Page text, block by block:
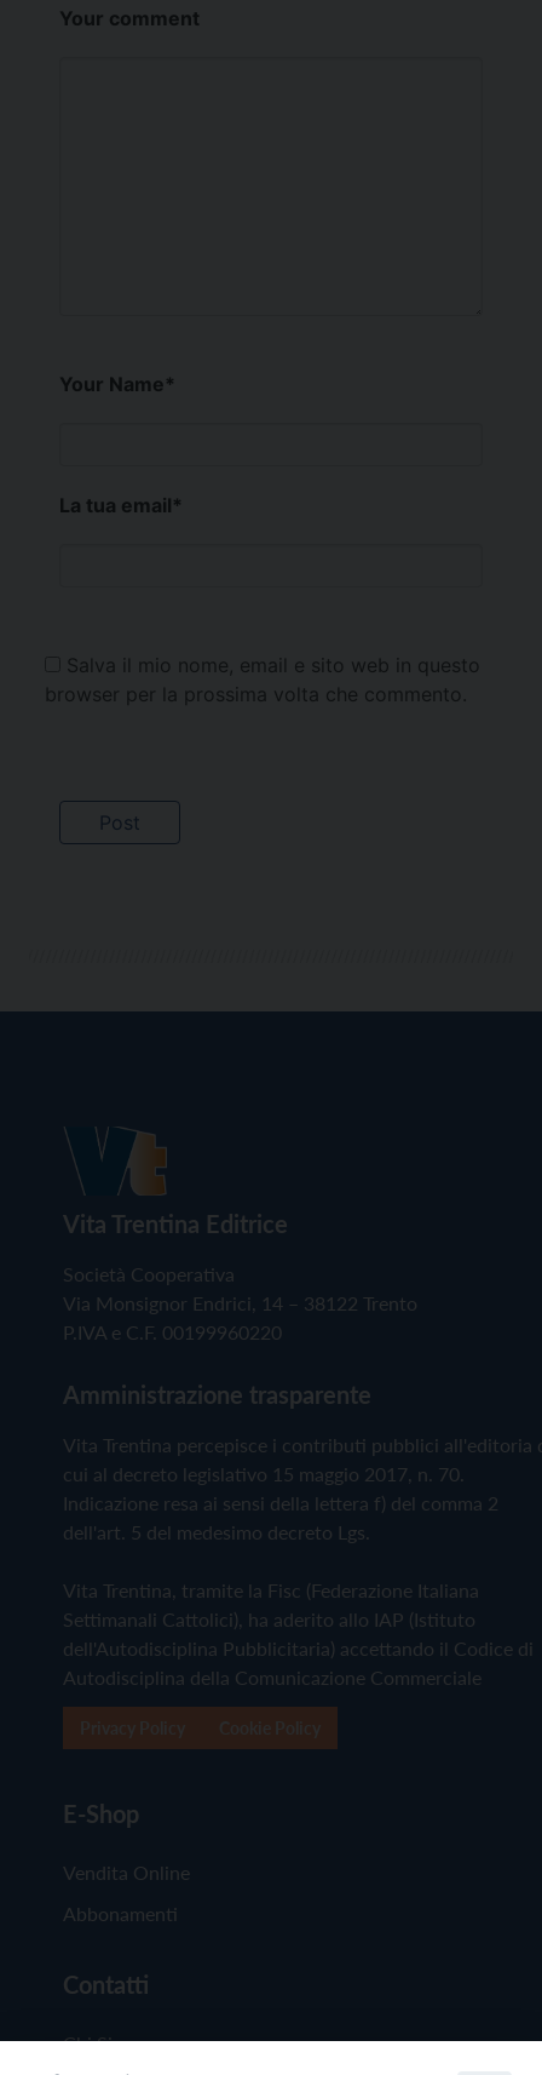
Your comment
Your Name*
La tua email*
Salva il mio nome, email e sito web in questo
browser per la prossima volta che commento.
Vita Trentina Editrice
Società Cooperativa
Via Monsignor Endrici, 14 – 38122 Trento
P.IVA e C.F. 00199960220
Amministrazione trasparente
Vita Trentina percepisce i contributi pubblici all'editoria
cui al decreto legislativo 15 maggio 2017, n. 70.
Indicazione resa ai sensi della lettera f) del comma 2
dell'art. 5 del medesimo decreto Lgs.
Vita Trentina, tramite la Fisc (Federazione Italiana
Settimanali Cattolici), ha aderito allo IAP (Istituto
dell'Autodisciplina Pubblicitaria) accettando il Codice di
Autodisciplina della Comunicazione Commerciale
E-Shop
Vendita Online
Abbonamenti
Contatti
Chi Siamo